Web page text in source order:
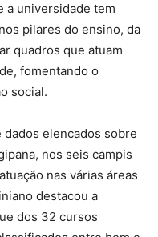
a universidade tem
pilares do ensino, da
quadros que atuam
fomentando o
social.
elencados sobre
nos seis campis
nas várias áreas
destacou a
dos 32 cursos